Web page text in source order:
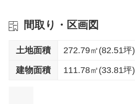
間取り・区画図
土地面積 272.79㎡(82.51坪)
建物面積 111.78㎡(33.81坪)